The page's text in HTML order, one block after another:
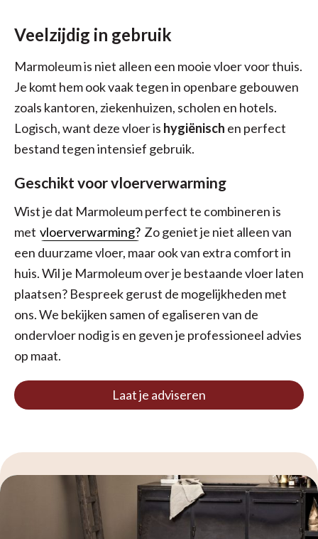
Veelzijdig in gebruik
Marmoleum is niet alleen een mooie vloer voor thuis.
Je komt hem ook vaak tegen in openbare gebouwen
zoals kantoren, ziekenhuizen, scholen en hotels.
Logisch, want deze vloer is hygiënisch en perfect
bestand tegen intensief gebruik.
Geschikt voor vloerverwarming
Wist je dat Marmoleum perfect te combineren is
met vloerverwarming? Zo geniet je niet alleen van
een duurzame vloer, maar ook van extra comfort in
huis. Wil je Marmoleum over je bestaande vloer laten
plaatsen? Bespreek gerust de mogelijkheden met
ons. We bekijken samen of egaliseren van de
ondervloer nodig is en geven je professioneel advies
op maat.
Laat je adviseren